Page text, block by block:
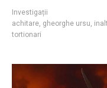
Investigații
achitare, gheorghe ursu,
tortionari